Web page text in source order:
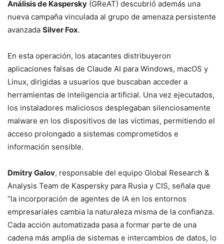
Análisis de Kaspersky (GReAT) descubrió además una
nueva campaña vinculada al grupo de amenaza persistente
avanzada Silver Fox.
En esta operación, los atacantes distribuyeron
aplicaciones falsas de Claude AI para Windows, macOS y
Linux, dirigidas a usuarios que buscaban acceder a
herramientas de inteligencia artificial. Una vez ejecutados,
los instaladores maliciosos desplegaban silenciosamente
malware en los dispositivos de las víctimas, permitiendo el
acceso prolongado a sistemas comprometidos e
información sensible.
Dmitry Galov, responsable del equipo Global Research &
Analysis Team de Kaspersky para Rusia y CIS, señala que
“la incorporación de agentes de IA en los entornos
empresariales cambia la naturaleza misma de la confianza.
Cada acción automatizada pasa a formar parte de una
cadena más amplia de sistemas e intercambios de datos, lo